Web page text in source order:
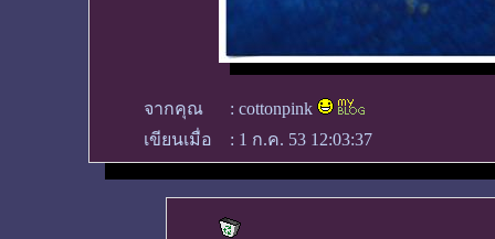
จากคุณ : cottonpink
เขียนเมื่อ
: 1 ก.ค. 53 12:03:37